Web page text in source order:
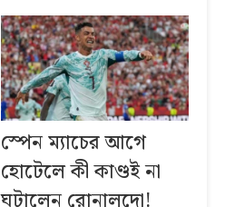
স্পেন ম্যাচের আগে
হোটেলে কী কাণ্ডই না